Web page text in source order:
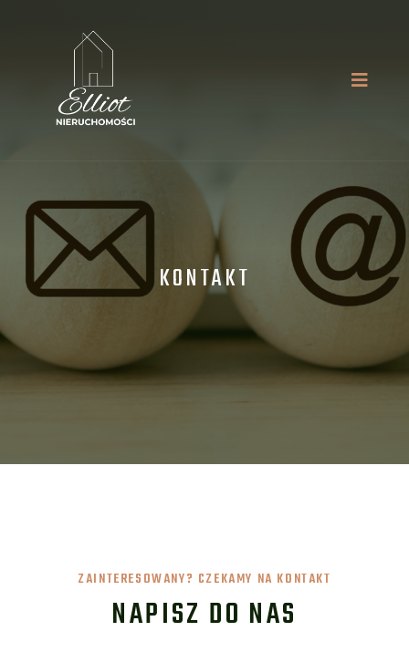
KONTAKT
ZAINTERESOWANY? CZEKAMY NA KONTAKT
NAPISZ DO NAS